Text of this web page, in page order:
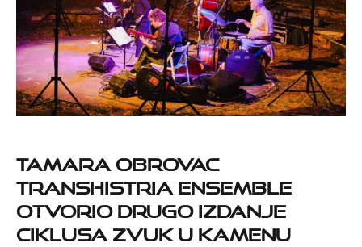
Tamara Obrovac
Transhistria Ensemble
otvorio drugo izdanje
ciklusa Zvuk u kamenu